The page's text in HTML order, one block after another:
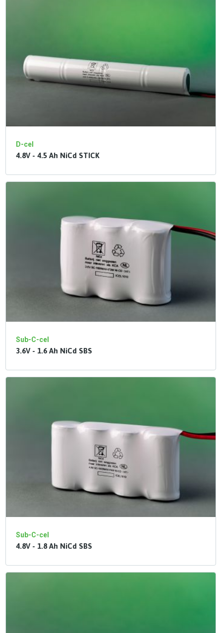
D-cel
4.8V - 4.5 Ah NiCd STICK
Sub-C-cel
3.6V - 1.6 Ah NiCd SBS
Sub-C-cel
4.8V - 1.8 Ah NiCd SBS